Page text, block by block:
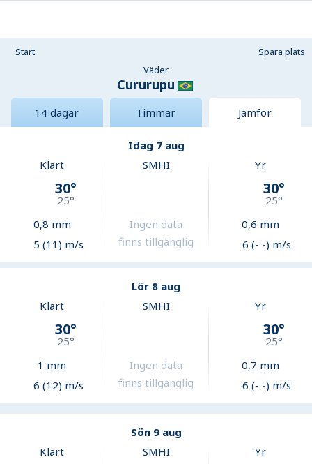
Start
Spara plats
Väder
Cururupu
14 dagar Timmar Jämför
Idag 7 aug
Klart
30°
25°
0,8 mm
5 (11) m/s
SMHI
Ingen data
finns tillgänglig
Yr
30°
25°
0,6 mm
6 (- -) m/s
Lör 8 aug
Klart
30°
25°
1 mm
6 (12) m/s
SMHI
Ingen data
finns tillgänglig
Yr
30°
25°
0,7 mm
6 (- -) m/s
Sön 9 aug
Klart
SMHI Yr